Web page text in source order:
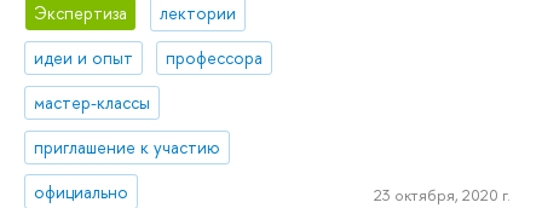
Экспертиза
лектории
идеи и опыт
профессора
мастер-классы
приглашение к участию
официально
23 октября, 2020 г.